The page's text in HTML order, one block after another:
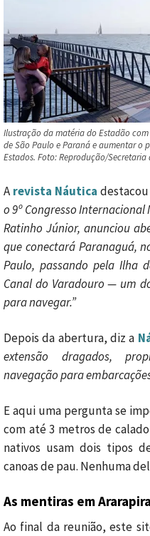
Ilustração da matéria do Estadão
de São Paulo e Paraná e aumentar
Estados. Foto: Reprodução/
A revista Náutica
o 9º Congresso
Ratinho Júnior, anunciou
que conectará Paranaguá,
Paulo, passando pela Ilha
Canal do Varadouro — um
para navegar.”
Depois da abertura, diz a
extensão dragados,
navegação para
E aqui uma pergunta se
com até 3 metros de
nativos usam dois tipos
canoas de pau. Nenhuma
As mentiras em
Ao final da reunião, este